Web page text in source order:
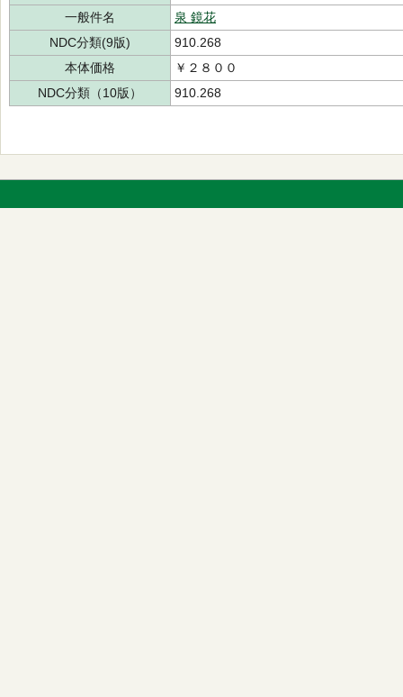
一般件名
泉 鏡花
NDC分類(9版)
910.268
本体価格
￥２８００
NDC分類（10版）
910.268